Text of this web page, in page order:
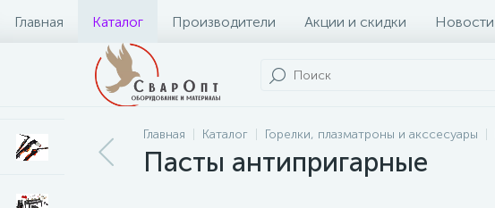
Главная Каталог Производители Акции и скидки Новости
Главная Каталог Горелки, плазматроны и акссесуары
Пасты антипригарные